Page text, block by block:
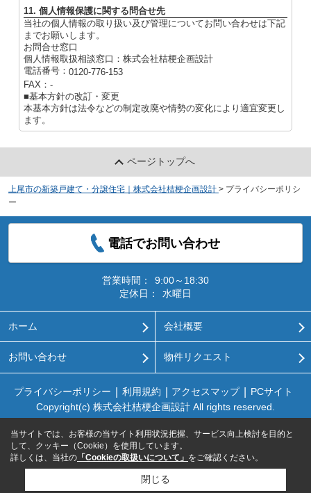
11. 個人情報保護に関する問合せ先
当社の個人情報の取り扱い及び管理についてお問い合わせは下記
までお願いします。
お問合せ窓口
個人情報取扱相談窓口：株式会社桔梗企画設計
電話番号： 0120-776-153
FAX：-
■基本方針の改訂・変更
本基本方針は法令などの制定改廃や情勢の変化により適宜変更し
ます。
ページトップへ
上尾市の新築戸建て・分譲住宅｜株式会社桔梗企画設計 > プライバシーポリシ
ー
電話でお問い合わせ
営業時間：
9:00～18:30
定休日：
水曜日
ホーム 会社概要
お問い合わせ 物件リクエスト
プライバシーポリシー 利用規約 アクセスマップ
PCサイト
Copyright(c) 株式会社桔梗企画設計 All rights reserved.
当サイトでは、お客様の当サイト利用状況把握、サービス向上検討を目的と
して、クッキー（Cookie）を使用しています。
詳しくは、当社の 「Cookieの取扱いについて」 をご確認ください。
閉じる